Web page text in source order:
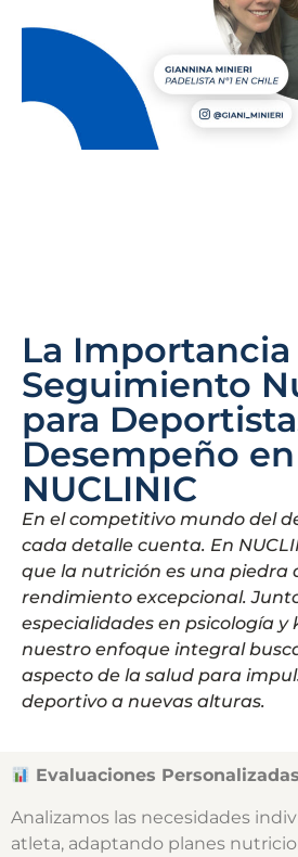
La Importancia
Seguimiento
para
Desempeño en
NUCLINIC
En el competitivo mundo del
cada detalle cuenta. En
que la nutrición es una piedra
rendimiento excepcional.
especialidades en psicología y
nuestro enfoque integral
aspecto de la salud para
deportivo a nuevas alturas.
Evaluaciones
Analizamos las necesidades
atleta, adaptando planes